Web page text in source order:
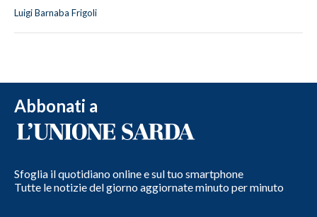
Luigi Barnaba Frigoli
Abbonati a
Sfoglia il quotidiano online e sul tuo smartphone
Tutte le notizie del giorno aggiornate minuto per minuto